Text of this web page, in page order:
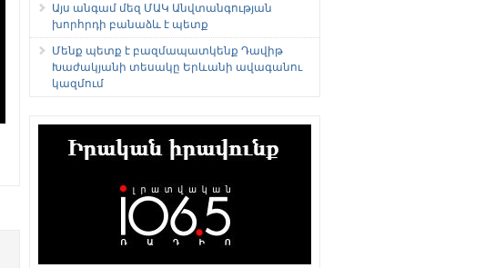
Այս անգամ մեզ ՄԱԿ Անվտանգության
խորհրդի բանաձև է պետք
Մենք պետք է բազմապատկենք Դավիթ
Խաժակյանի տեսակը Երևանի ավագանու
կազմում